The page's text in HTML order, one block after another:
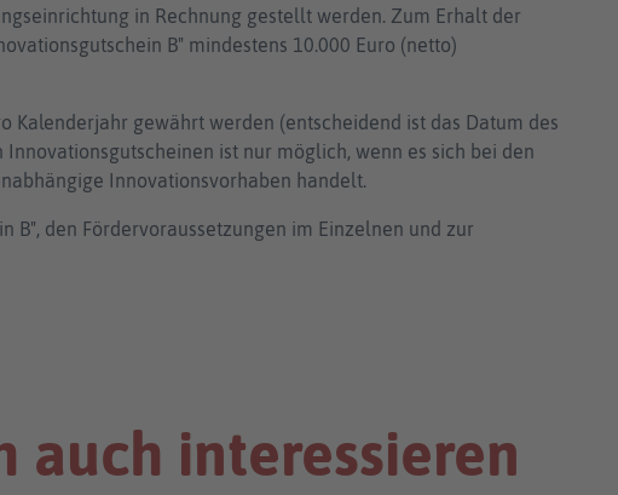
in Rechnung gestellt werden. Zum Erhalt der
B" mindestens 10.000 Euro (netto)
Kalenderjahr gewährt werden (entscheidend ist das Datum des
ist nur möglich, wenn es sich bei den
Innovationsvorhaben handelt.
B", den Fördervoraussetzungen im Einzelnen und zur
auch interessieren